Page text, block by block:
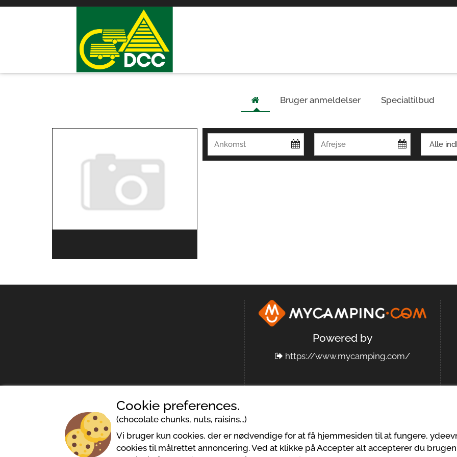
Bruger anmeldelser Specialtilbud
Powered by
https://www.mycamping.com/
Cookies politik Betingelser for anvendelse
Cookie preferences.
(chocolate chunks, nuts, raisins...)
Vi bruger kun cookies, der er nødvendige for at få hjemmesiden til at fungere,
cookies til målrettet annoncering. Ved at klikke på Accepter alt accepterer du